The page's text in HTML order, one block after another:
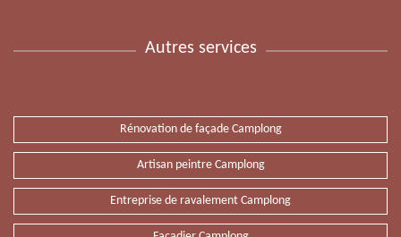
Autres services
Rénovation de façade Camplong
Artisan peintre Camplong
Entreprise de ravalement Camplong